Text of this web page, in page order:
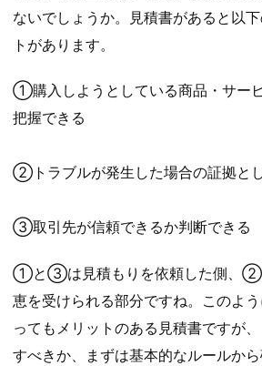
ないでしょうか。見積書があると以
トがあります。
①購入しようとしている商品・サー
把握できる
②トラブルが発生した場合の証拠と
③取引先が信頼できるか判断できる
①と③は見積もりを依頼した側、②
恵を受けられる部分ですね。このよ
ってもメリットのある見積書ですが
すべきか、まずは基本的なルールから